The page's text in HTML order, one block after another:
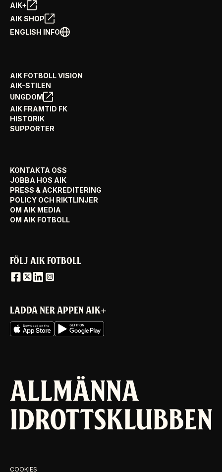
AIK+
AIK SHOP
ENGLISH INFO
AIK FOTBOLL VISION
AIK-STILEN
UNGDOM
AIK FRAMTID FK
HISTORIK
SUPPORTER
KONTAKTA OSS
JOBBA HOS AIK
PRESS & ACKREDITERING
POLICY OCH RIKTLINJER
OM AIK MEDIA
OM AIK FOTBOLL
FÖLJ AIK FOTBOLL
LADDA NER APPEN AIK+
COOKIES